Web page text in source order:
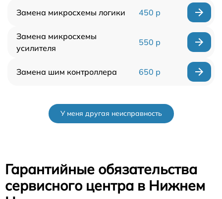
Замена микросхемы логики 450 р
Замена микросхемы
усилителя
550 р
Замена шим контроллера 650 р
У меня другая неисправность
Гарантийные обязательства
сервисного центра в Нижнем